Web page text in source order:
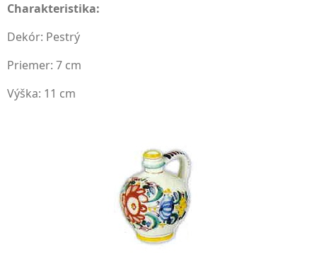
Charakteristika:
Dekór: Pestrý
Priemer: 7 cm
Výška: 11 cm